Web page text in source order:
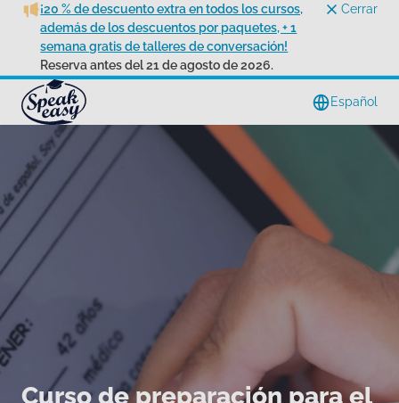
¡20 % de descuento extra en todos los cursos,
además de los descuentos por paquetes, + 1
semana gratis de talleres de conversación!
Reserva antes del 21 de agosto de 2026.
Cerrar
Español
Curso de preparación para el